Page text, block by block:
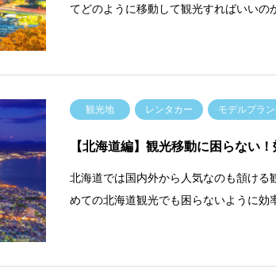
てどのように移動して観光すればいいの
観光地 レンタカー モデルプラン
【北海道編】観光移動に困らない
北海道では国内外から人気なのも頷ける
めての北海道観光でも困らないように効